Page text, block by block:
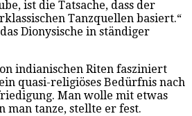
ist die Tatsache, dass der
Tanzquellen basiert.“
Dionysische in ständiger
indianischen Riten fasziniert
quasi-religiöses Bedürfnis nach
Man wolle mit etwas
man tanze, stellte er fest.